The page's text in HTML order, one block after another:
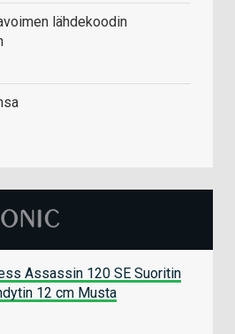
lähdekoodin
Assassin 120 SE Suoritin
12 cm Musta